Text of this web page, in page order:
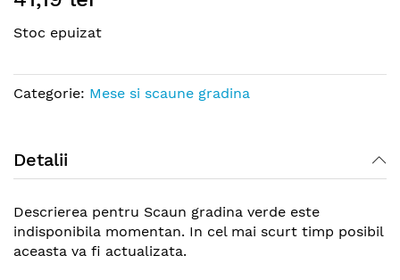
beginning
the
images
Stoc epuizat
Categorie: Mese si scaune gradina
Detalii
Descrierea pentru Scaun gradina verde este
indisponibila momentan. In cel mai scurt timp posibil
aceasta va fi actualizata.